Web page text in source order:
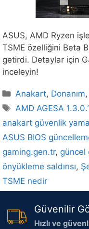
ASUS, AMD Ryzen
TSME özelliğini Beta
getirdi. Detaylar için
inceleyin!
Kategoriler
Anakart, Donanım
Etiketler
AMD AGESA
anakart güvenlik
ASUS BIOS
gaming.gen.tr, güncel
önyükleme saldırısı,
TSME nedir
Güvenilir
Hızlı ve